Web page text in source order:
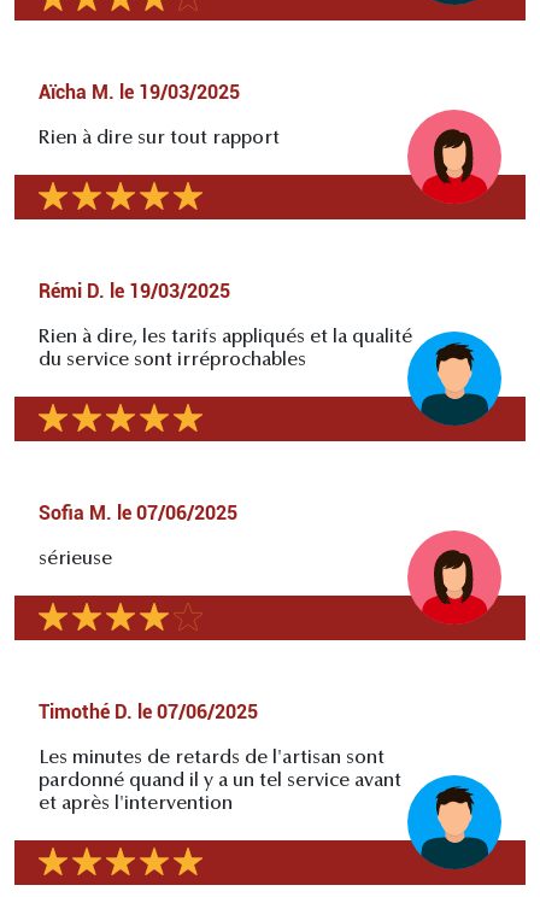
Aïcha M. le 19/03/2025
Rien à dire sur tout rapport
Rémi D. le 19/03/2025
Rien à dire, les tarifs appliqués et la qualité
du service sont irréprochables
Sofia M. le 07/06/2025
sérieuse
Timothé D. le 07/06/2025
Les minutes de retards de l'artisan sont
pardonné quand il y a un tel service avant
et après l'intervention